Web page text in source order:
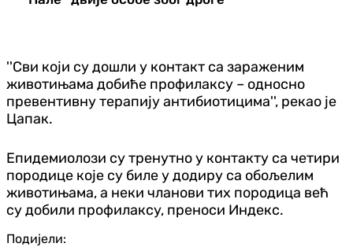
''Сви који су дошли у контакт са зараженим
животињама добиће профилаксу – односно
превентивну терапију антибиотицима'', рекао је
Цапак.
Епидемиолози су тренутно у контакту са четири
породице које су биле у додиру са обољелим
животињама, а неки чланови тих породица већ
су добили профилаксу, преноси Индекс.
Подијели: